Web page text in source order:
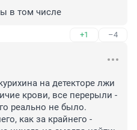
в том числе
+1 –4
на детекторе лжи
крови, все перерыли -
реально не было.
как за крайнего -